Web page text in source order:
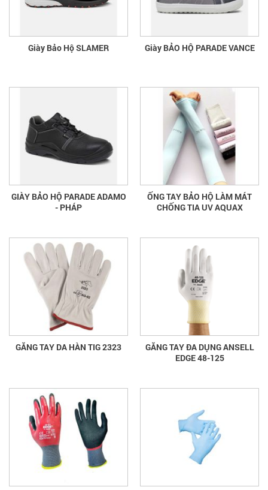
Giày Bảo Hộ SLAMER Giày BẢO HỘ PARADE VANCE
GIÀY BẢO HỘ PARADE ADAMO
- PHÁP
ỐNG TAY BẢO HỘ LÀM MÁT
CHỐNG TIA UV AQUAX
GĂNG TAY DA HÀN TIG 2323
GĂNG TAY ĐA DỤNG ANSELL
EDGE 48-125